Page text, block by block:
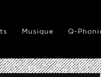
Musique Q-